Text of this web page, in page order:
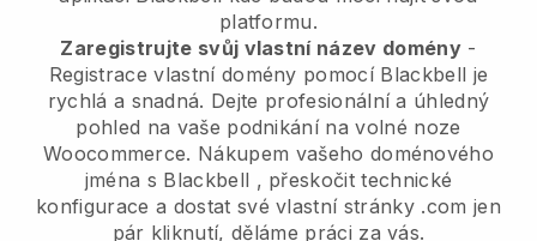
platformu.
Zaregistrujte svůj vlastní název domény-
Registrace vlastní domény pomocí Blackbell je
rychlá a snadná. Dejte profesionální a úhledný
pohled na vaše podnikání na volné noze
Woocommerce. Nákupem vašeho doménového
jména s Blackbell , přeskočit technické
konfigurace a dostat své vlastní stránky .com jen
pár kliknutí, děláme práci za vás.